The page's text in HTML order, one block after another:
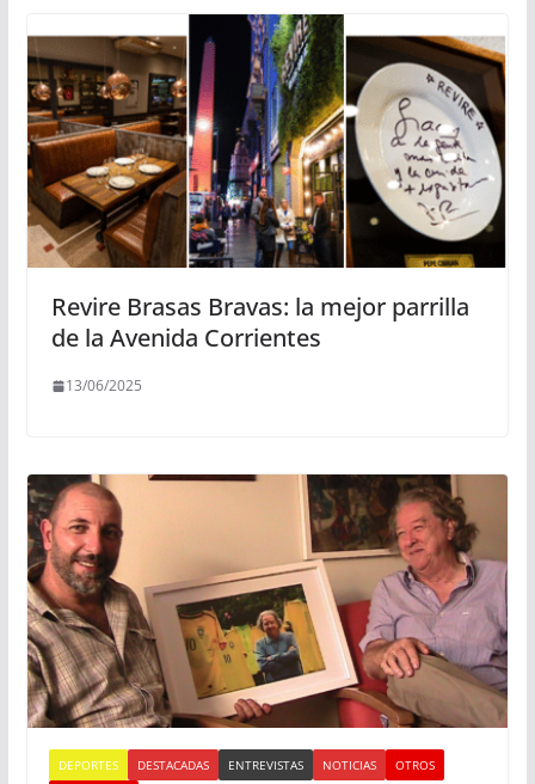
Revire Brasas Bravas: la mejor parrilla
de la Avenida Corrientes
13/06/2025
DEPORTES DESTACADAS ENTREVISTAS NOTICIAS
OTROS